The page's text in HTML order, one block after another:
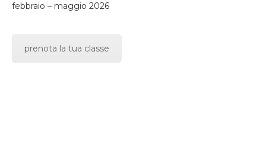
febbraio – maggio 2026
prenota la tua classe